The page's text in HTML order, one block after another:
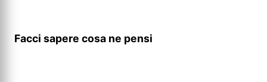
Facci sapere cosa ne pensi